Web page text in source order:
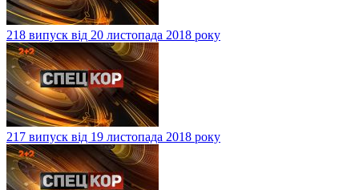
218 випуск від 20 листопада 2018 року
217 випуск від 19 листопада 2018 року